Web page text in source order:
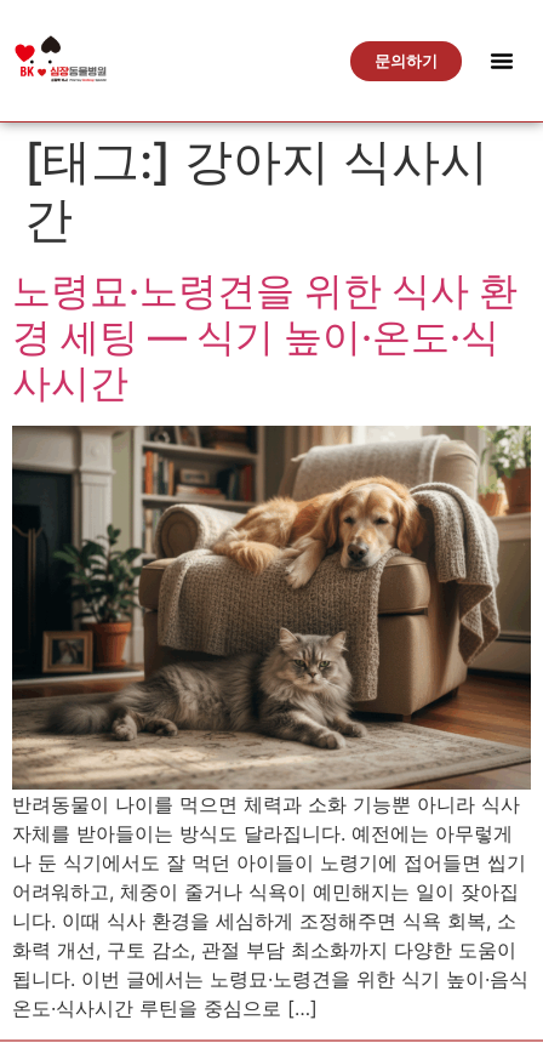
문의하기
[태그:] 강아지 식사시
간
노령묘·노령견을 위한 식사 환
경 세팅 — 식기 높이·온도·식
사시간
반려동물이 나이를 먹으면 체력과 소화 기능뿐 아니라 식사
자체를 받아들이는 방식도 달라집니다. 예전에는 아무렇게
나 둔 식기에서도 잘 먹던 아이들이 노령기에 접어들면 씹기
어려워하고, 체중이 줄거나 식욕이 예민해지는 일이 잦아집
니다. 이때 식사 환경을 세심하게 조정해주면 식욕 회복, 소
화력 개선, 구토 감소, 관절 부담 최소화까지 다양한 도움이
됩니다. 이번 글에서는 노령묘·노령견을 위한 식기 높이·음식
온도·식사시간 루틴을 중심으로 […]